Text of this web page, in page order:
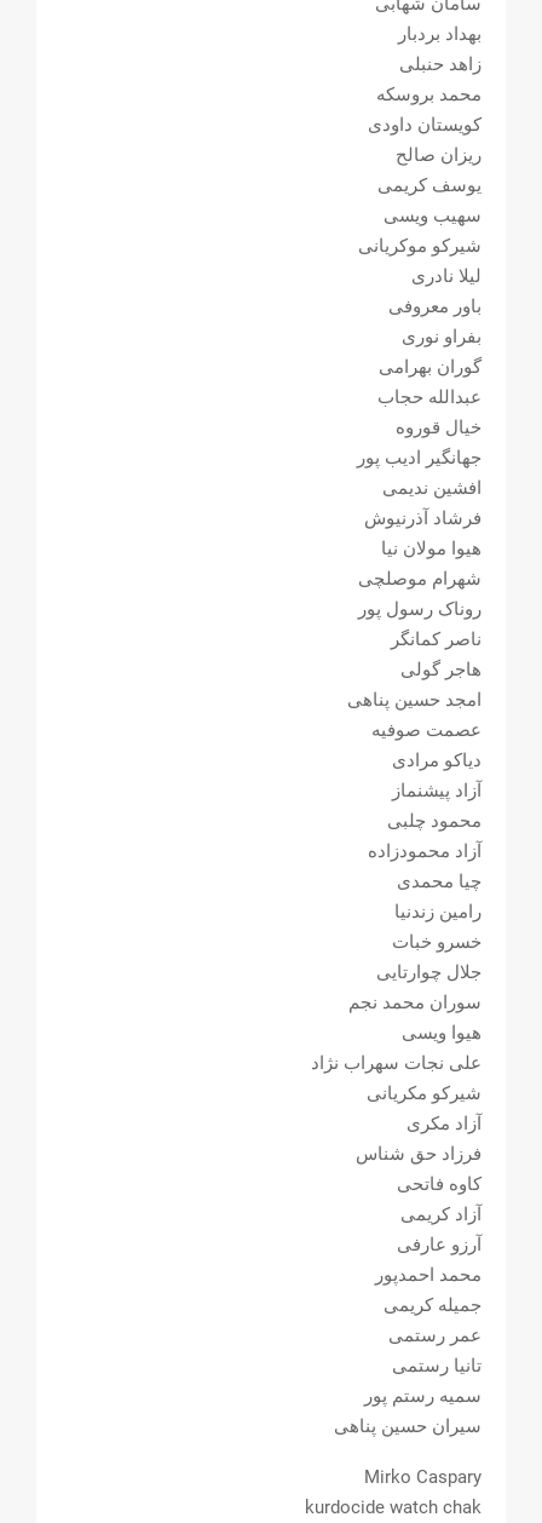
بهداد بردبار
زاهد حنبلی
محمد بروسکه
کویستان داودی
ریزان صالح
یوسف کریمی
سهیب ویسی
شیرکو موکریانی
لیلا نادری
باور معروفی
بفراو نوری
گوران بهرامی
عبدالله حجاب
خیال قوروه
جهانگیر ادیب پور
افشین ندیمی
فرشاد آذرنیوش
هیوا مولان نیا
شهرام موصلچی
روناک رسول پور
ناصر کمانگر
هاجر گولی
امجد حسین پناهی
عصمت صوفیه
دیاکو مرادی
آزاد پیشنماز
محمود چلبی
آزاد محمودزاده
چیا محمدی
رامین زندنیا
خسرو خبات
جلال چوارتایی
سوران محمد نجم
هیوا ویسی
علی نجات سهراب نژاد
شیرکو مکریانی
آزاد مکری
فرزاد حق شناس
کاوه فاتحی
آزاد کریمی
آرزو عارفی
محمد احمدپور
جمیله کریمی
عمر رستمی
تانیا رستمی
سمیه رستم پور
سیران حسین پناهی
Mirko Caspary
kurdocide watch chak